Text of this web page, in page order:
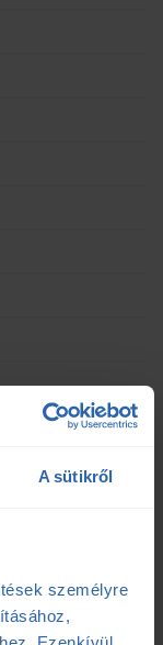
A sütikről
személyre
kimenetelét